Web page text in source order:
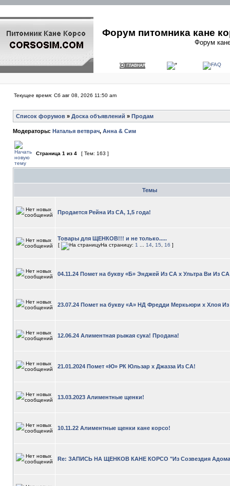
Форум питомника кане
Форум
Текущее время: Сб авг 08, 2026 11:50 am
Список форумов » Доска объявлений » Продам
Модераторы: Наталья ветврач, Анна & Сим
Страница 1 из 4 [ Тем: 163 ]
Темы
Продается Рейна Из СА, 1,5 года!
Товары для ЩЕНКОВ!!! и не только.....
[ На страницу: 1 14 15 16 ]
04.11.24 Помет на букву «Б» Энджей Из СА х Ультра Ви Из
23.07.24 Помет на букву «А» НД Фредди Меркьюри х Хлоя
12.06.24 Алиментная рыжая сука! Продана!
21.01.2024 Помет «Ю» РК Юльзар х Джазза Из СА!
13.03.2023 Алиментные щенки!
10.11.22 Алиментные щенки кане корсо!
Re: ЗАПИСЬ НА ЩЕНКОВ КАНЕ КОРСО "Из Созвездия